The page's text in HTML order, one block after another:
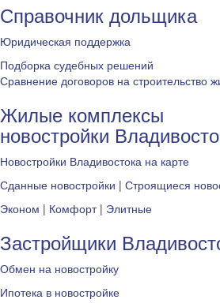
Справочник дольщика
Юридическая поддержка
Подборка судебных решений
Сравнение договоров на строительство
Жилые комплексы
новостройки
Новостройки Владивостока на карте
Сданные новостройки | Строящиеся
Эконом | Комфорт| Элитные
Застройщики
Обмен на новостройку
Ипотека в новостройке